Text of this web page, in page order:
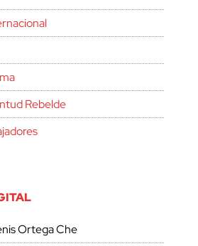
Rebelde
Ortega Che